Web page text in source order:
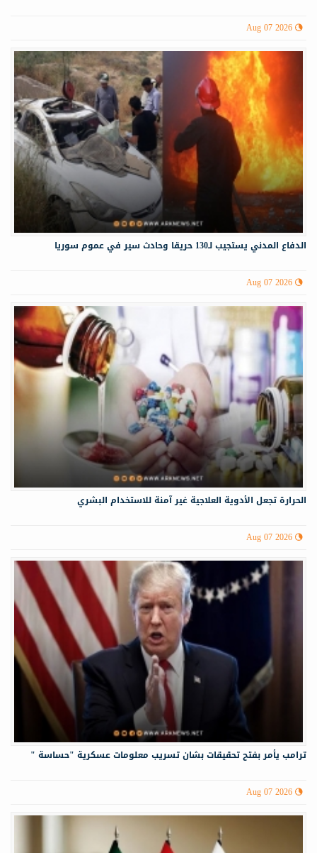
Aug 07 2026
الدفاع المدني يستجيب لـ130 حريقا وحادث سير في عموم سوريا
Aug 07 2026
الحرارة تجعل الأدوية العلاجية غير آمنة للاستخدام البشري
Aug 07 2026
ترامب يأمر بفتح تحقيقات بشان تسريب معلومات عسكرية "حساسة "
Aug 07 2026